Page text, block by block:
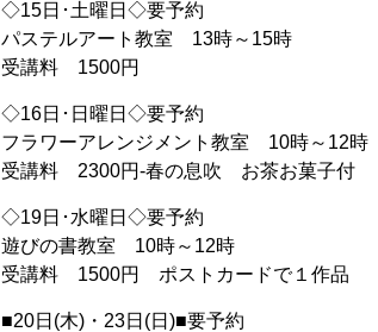
◇15日･土曜日◇要予約
パステルアート教室 13時～15時
受講料 1500円
◇16日･日曜日◇要予約
フラワーアレンジメント教室 10時～12時
受講料 2300円-春の息吹 お茶お菓子付
◇19日･水曜日◇要予約
遊びの書教室 10時～12時
受講料 1500円 ポストカードで１作品
■20日(木)・23日(日)■要予約